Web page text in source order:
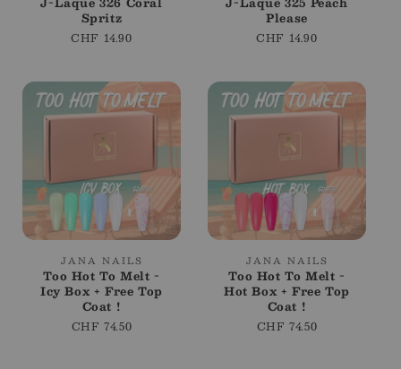
:
Spritz
Prix
CHF 14.90
:
Please
Prix
CHF 14.90
Fournisseur
:
JANA NAILS
Too Hot To Melt -
Icy Box + Free Top
Coat !
Prix
CHF 74.50
Fournisseur
:
JANA NAILS
Too Hot To Melt -
Hot Box + Free Top
Coat !
Prix
CHF 74.50